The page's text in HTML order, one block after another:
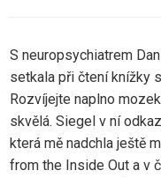
S neuropsychiatrem
setkala při čtení knížky
Rozvíjejte naplno
skvělá. Siegel v ní
která mě nadchla ještě
from the Inside Out a v